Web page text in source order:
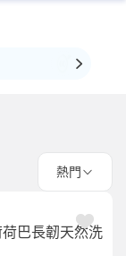
熱門
巴長韌天然洗